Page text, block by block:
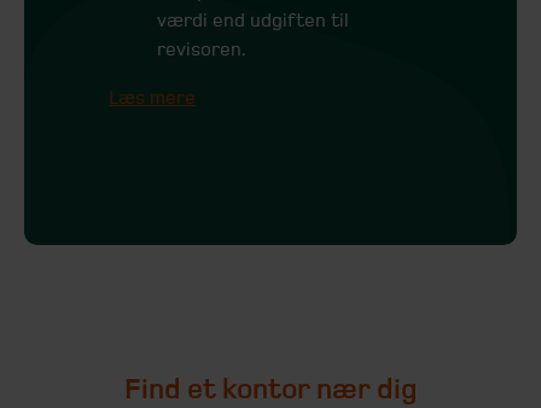
værdi end udgiften til
revisoren.
Læs mere
Find et kontor nær dig